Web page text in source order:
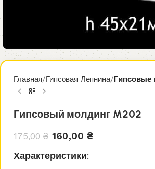
Главная Гипсовая Лепнина Гипсовые
Гипсовый молдинг M202
175,00₴ 160,00 ₴
Характеристики: